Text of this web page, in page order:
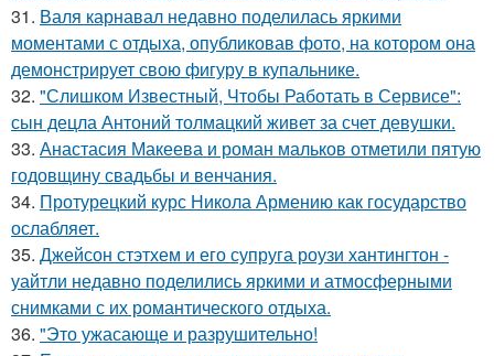
31. Валя карнавал недавно поделилась яркими
моментами с отдыха, опубликовав фото, на котором она
демонстрирует свою фигуру в купальнике.
32. "Слишком Известный, Чтобы Работать в Сервисе":
сын децла Антоний толмацкий живет за счет девушки.
33. Анастасия Макеева и роман мальков отметили пятую
годовщину свадьбы и венчания.
34. Протурецкий курс Никола Армению как государство
ослабляет.
35. Джейсон стэтхем и его супруга роузи хантингтон -
уайтли недавно поделились яркими и атмосферными
снимками с их романтического отдыха.
36. "Это ужасающе и разрушительно!